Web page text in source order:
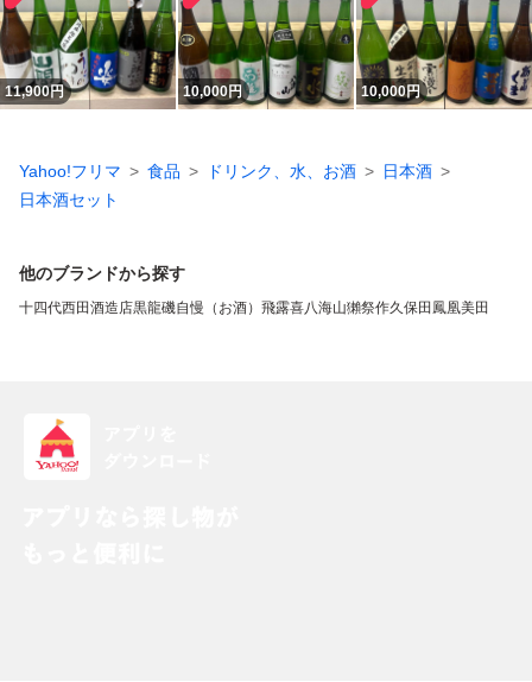
11,900円 10,000円 10,000円
Yahoo!フリマ 食品 ドリンク、水、お酒
日本酒
日本酒セット
他のブランドから探す
十四代西田酒造店黒龍磯自慢（お酒） 飛露喜八海山獺祭作久保田 鳳凰美田